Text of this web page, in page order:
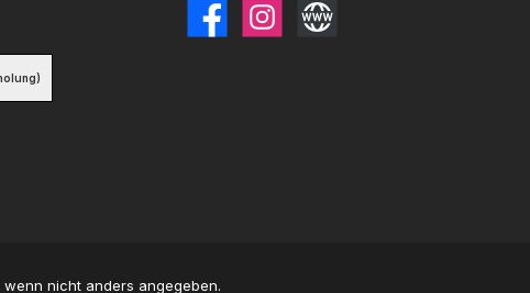
FacebookInstagramWebsite
nicht anders angegeben.